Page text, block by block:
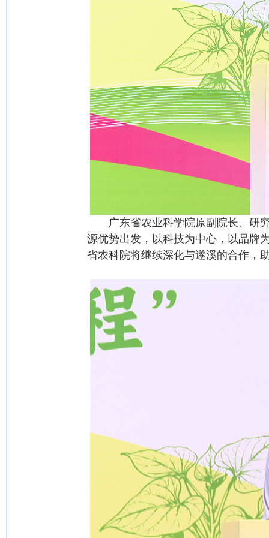
广东省农业科学院原副院长、研究
源优势出发，以科技为中心，以品牌
省农科院将继续深化与遂溪的合作，